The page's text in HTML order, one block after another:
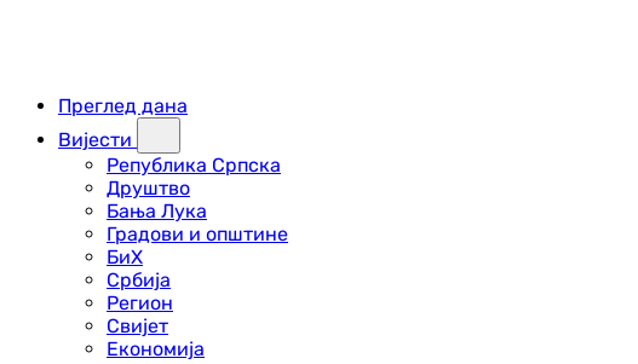
Преглед дана
Вијести
Република Српска
Друштво
Бања Лука
Градови и општине
БиХ
Србија
Регион
Свијет
Економија